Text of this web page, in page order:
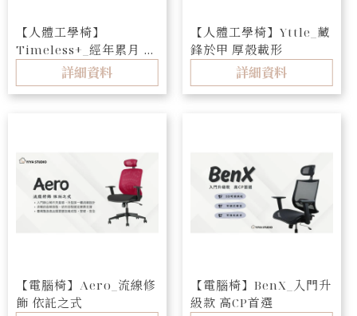
【人體工學椅】
Timeless+_經年累月 典
詳細資料
【人體工學椅】Yttle_藏
鋒於甲 厚殼載形
詳細資料
【電腦椅】Aero_流線修
飾 依託之式
【電腦椅】BenX_入門升
級款 高CP首選